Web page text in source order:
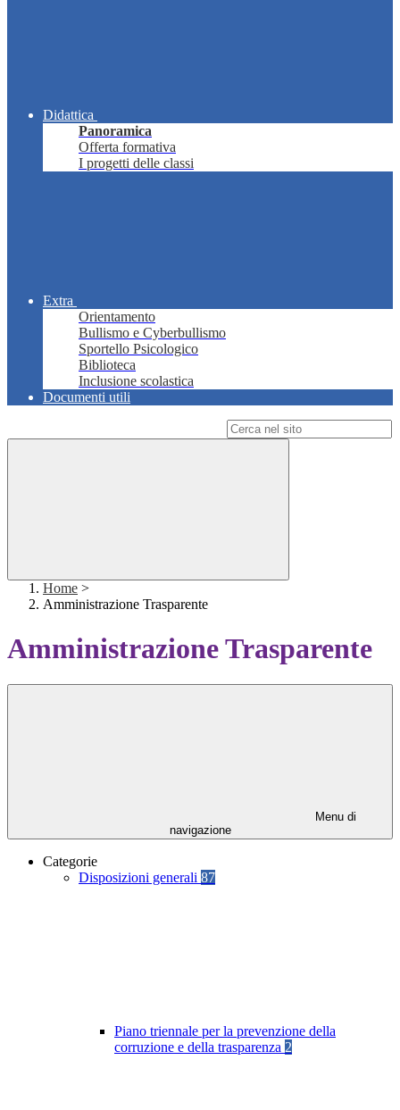
Didattica
Panoramica
Offerta formativa
I progetti delle classi
Extra
Orientamento
Bullismo e Cyberbullismo
Sportello Psicologico
Biblioteca
Inclusione scolastica
Documenti utili
Home >
Amministrazione Trasparente
Amministrazione Trasparente
Menu di
navigazione
Categorie
Disposizioni generali 87
Piano triennale per la prevenzione della
corruzione e della trasparenza 2